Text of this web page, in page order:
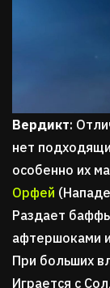
Вердикт:
нет
особенно их
Орфей
Раздает
афтершоками
При больших
Играется с